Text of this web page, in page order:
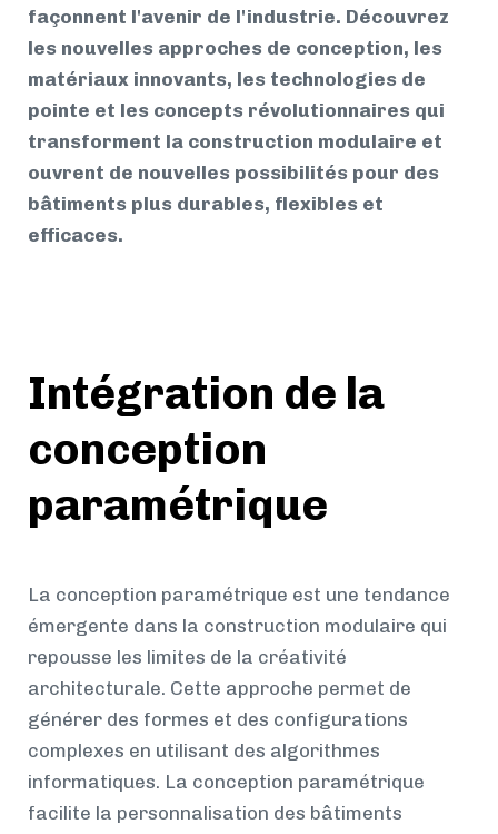
façonnent l'avenir de l'industrie. Découvrez
les nouvelles approches de conception, les
matériaux innovants, les technologies de
pointe et les concepts révolutionnaires qui
transforment la construction modulaire et
ouvrent de nouvelles possibilités pour des
bâtiments plus durables, flexibles et
efficaces.
Intégration de la
conception
paramétrique
La conception paramétrique est une tendance
émergente dans la construction modulaire qui
repousse les limites de la créativité
architecturale. Cette approche permet de
générer des formes et des configurations
complexes en utilisant des algorithmes
informatiques. La conception paramétrique
facilite la personnalisation des bâtiments